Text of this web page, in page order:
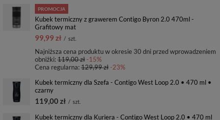
PROMOCJA
Kubek termiczny z grawerem Contigo Byron 2.0 470ml -
Grafitowy mat
99,99 zł / szt.
Najniższa cena produktu w okresie 30 dni przed wprowadzeniem
obniżki:119,00 zł-15%
Cena regularna:129,99 zł-23%
Kubek termiczny dla Szefa - Contigo West Loop 2.0 • 470 ml •
czarny
119,00 zł / szt.
Kubek termiczny dla Kuriera - Contigo West Loop 2.0 • 470 ml